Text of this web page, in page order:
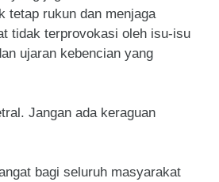
tetap rukun dan menjaga
tidak terprovokasi oleh isu-isu
ujaran kebencian yang
Jangan ada keraguan
bagi seluruh masyarakat